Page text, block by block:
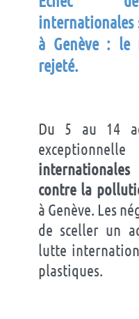
à Genève : le
rejeté.
Du 5 au 14
contre la
à Genève. Les
de sceller un
lutte
plastiques.